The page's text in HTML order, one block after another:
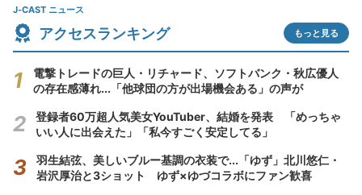
J-CAST ニュース
アクセスランキング もっと見る
電撃トレードの巨人・リチャード、ソフトバンク・秋広優人
の存在感薄れ...「他球団の方が出場機会ある」の声が
登録者60万超人気美女YouTuber、結婚を発表 「めっちゃ
いい人に出会えた」「私今すごく安定してる」
羽生結弦、美しいブルー基調の衣装で...「ゆず」北川悠仁・
岩沢厚治と3ショット ゆず×ゆづコラボにファン歓喜